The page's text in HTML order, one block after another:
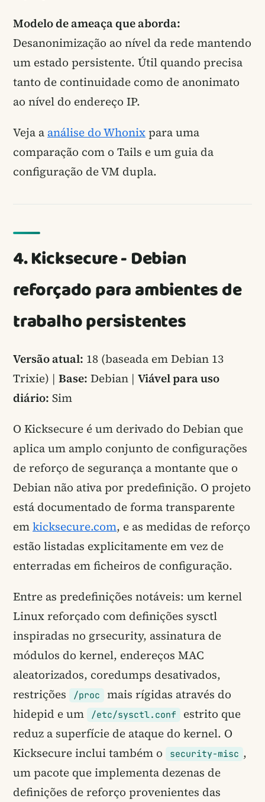
Modelo de ameaça que aborda:
Desanonimização ao nível da rede mantendo
um estado persistente. Útil quando precisa
tanto de continuidade como de anonimato
ao nível do endereço IP.
Veja a análise do Whonixpara uma
comparação com o Tails e um guia da
configuração de VM dupla.
4. Kicksecure - Debian
reforçado para ambientes de
trabalho persistentes
Versão atual: 18 (baseada em Debian 13
Trixie) | Base: Debian | Viável para uso
diário: Sim
O Kicksecure é um derivado do Debian que
aplica um amplo conjunto de configurações
de reforço de segurança a montante que o
Debian não ativa por predefinição. O projeto
está documentado de forma transparente
emkicksecure.com, e as medidas de reforço
estão listadas explicitamente em vez de
enterradas em ficheiros de configuração.
Entre as predefinições notáveis: um kernel
Linux reforçado com definições sysctl
inspiradas no grsecurity, assinatura de
módulos do kernel, endereços MAC
aleatorizados, coredumps desativados,
restrições
/proc
mais rígidas através do
hidepid e um
/etc/sysctl.conf
estrito que
reduz a superfície de ataque do kernel. O
Kicksecure inclui também o
security-misc ,
um pacote que implementa dezenas de
definições de reforço provenientes das